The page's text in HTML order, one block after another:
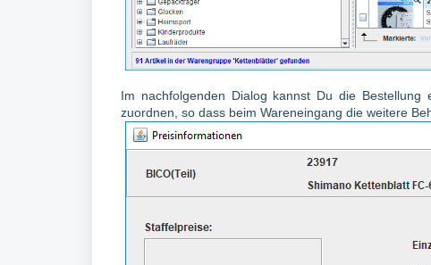
Im nachfolgenden Dialog kannst Du die
zuordnen, so dass beim Wareneingang die weitere